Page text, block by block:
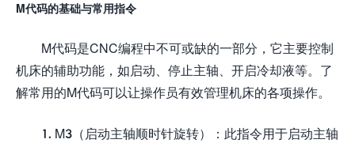
M代码的基础与常用指令
M代码是CNC编程中不可或缺的一部分，它主要控制
机床的辅助功能，如启动、停止主轴、开启冷却液等。了
解常用的M代码可以让操作员有效管理机床的各项操作。
1. M3（启动主轴顺时针旋转）：此指令用于启动主轴